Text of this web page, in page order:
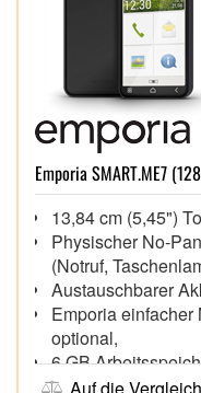
Emporia SMART.ME7
13,84 cm (5,45")
Physischer No-
(Notruf,
Austauschbarer
Emporia einfacher
optional,
6 GB
extern bis zu 256
Auf die